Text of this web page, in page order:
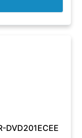
DVD201ECEE